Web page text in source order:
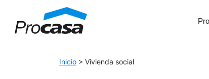
Main Navigation
Inicio > Vivienda social